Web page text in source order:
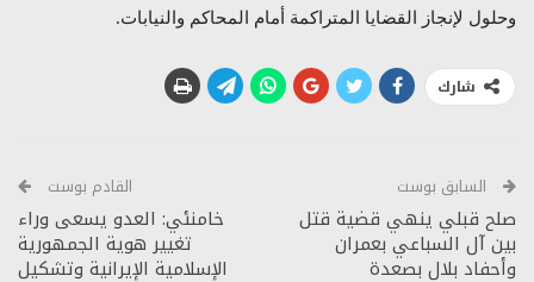
وحلول لإنجاز القضايا المتراكمة أمام المحاكم والنيابات.
شارك
السابق بوست
صلح قبلي ينهي قضية قتل
بين آل السباعي بعمران
وأحفاد بلال بصعدة
القادم بوست
خامنئي: العدو يسعى وراء
تغيير هوية الجمهورية
الإسلامية الإيرانية وتشكيل